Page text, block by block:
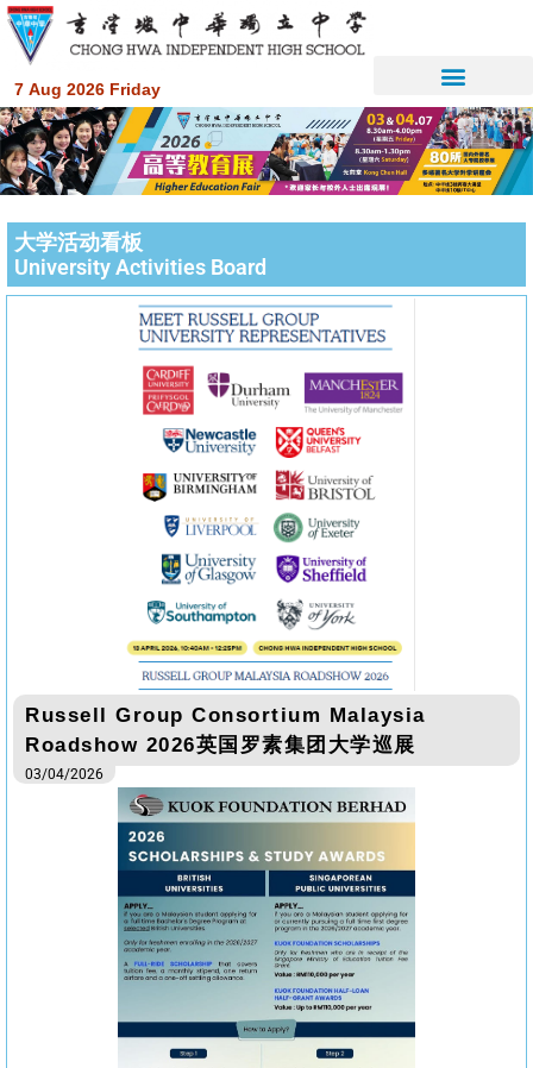
7 Aug 2026 Friday
大学活动看板
University Activities Board
Russell Group Consortium Malaysia
Roadshow 2026英国罗素集团大学巡展
03/04/2026